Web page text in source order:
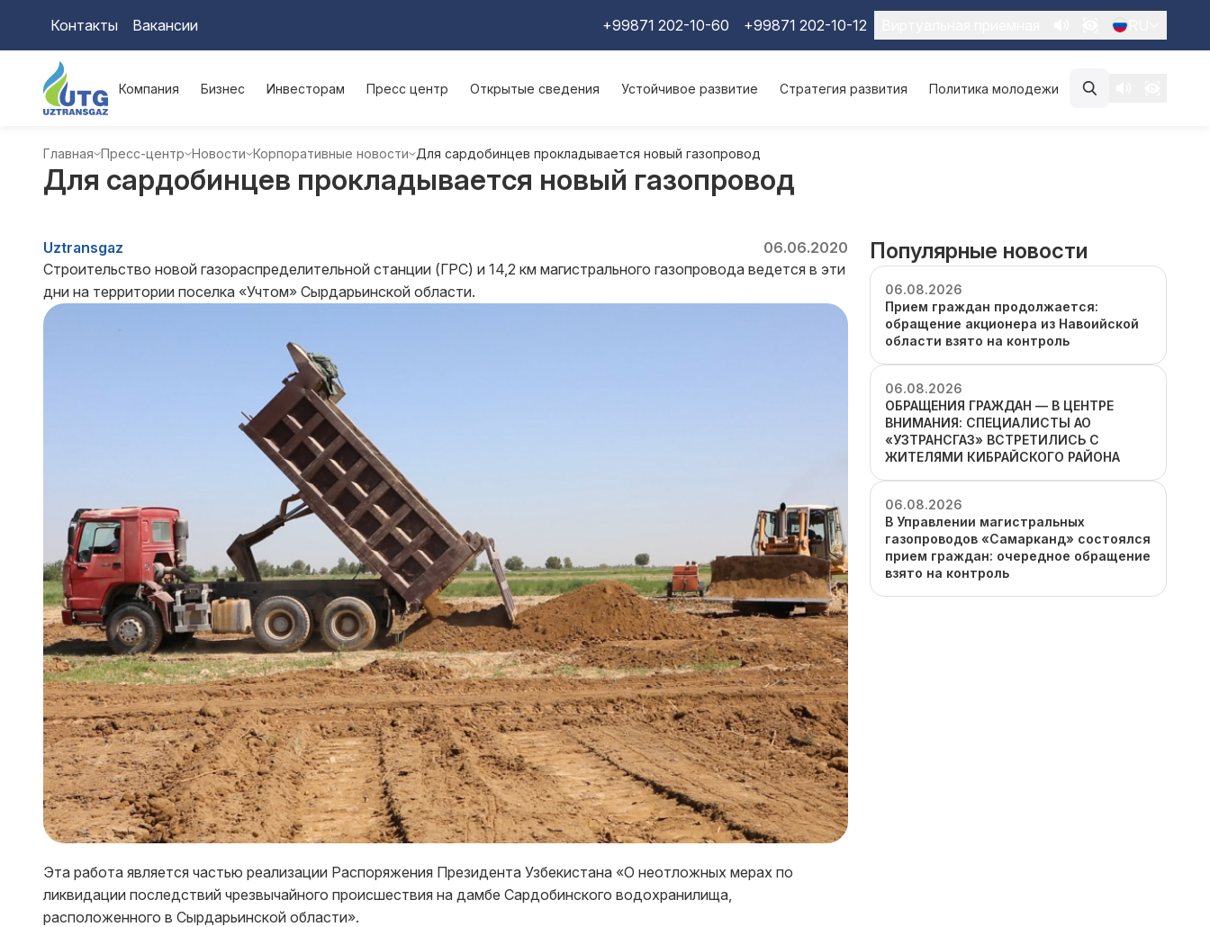
Контакты Вакансии +99871 202-10-60 +99871 202-10-12
Компания Бизнес Инвесторам Пресс центр Открытые сведения Устойчивое развитие Стратегия развития Политика молодежи
Главная Пресс-центр Новости Корпоративные новости Для сардобинцев прокладывается новый газопровод
Для сардобинцев прокладывается новый газопровод
Uztransgaz
06.06.2020
Строительство новой газораспределительной станции (ГРС) и 14,2 км магистрального газопровода ведется в эти
дни на территории поселка «Учтом» Сырдарьинской области.
Эта работа является частью реализации Распоряжения Президента Узбекистана «О неотложных мерах по
ликвидации последствий чрезвычайного происшествия на дамбе Сардобинского водохранилища,
расположенного в Сырдарьинской области».
Популярные новости
06.08.2026
Прием граждан продолжается:
обращение акционера из Навоийской
области взято на контроль
06.08.2026
ОБРАЩЕНИЯ ГРАЖДАН — В ЦЕНТРЕ
ВНИМАНИЯ: СПЕЦИАЛИСТЫ АО
«УЗТРАНСГАЗ» ВСТРЕТИЛИСЬ С
ЖИТЕЛЯМИ КИБРАЙСКОГО РАЙОНА
06.08.2026
В Управлении магистральных
газопроводов «Самарканд» состоялся
прием граждан: очередное обращение
взято на контроль